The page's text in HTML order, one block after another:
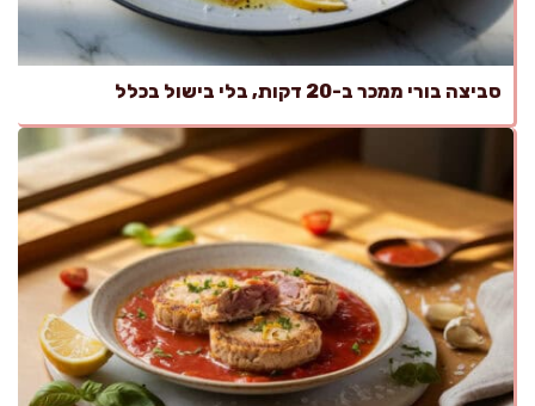
סביצה בורי ממכר ב-20 דקות, בלי בישול בכלל